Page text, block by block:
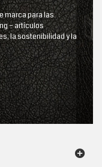
marca para las
– artículos
la sostenibilidad y la